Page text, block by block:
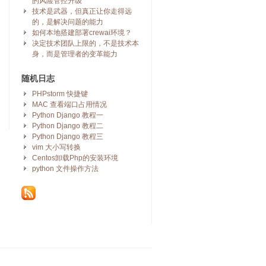
技术是武器，但真正让你走得远
的，是解决问题的能力
如何本地搭建部署crewai环境？
决定技术团队上限的，不是技术本
身，而是管理者的变革能力
随机日志
PHPstorm 快捷键
MAC 查看端口占用情况
Python Django 教程一
Python Django 教程二
Python Django 教程三
vim 大小写转换
Centos卸载Php的安装环境
python 文件操作方法